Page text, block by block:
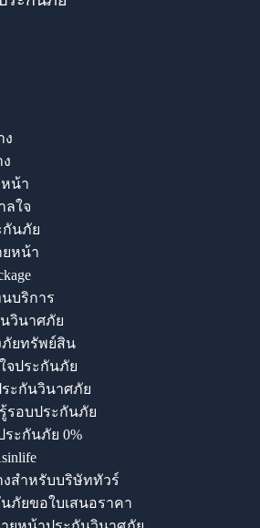
ง
น้า
ลใจ
กันภัย
หน้า
บริการ
วินาศภัย
ภัยทรัพย์สิน
จประกันภัย
ะกันวินาศภัย
รอบประกันภัย
ระกันภัย 0%
งสำหรับบริษัททัวร์
ภัยขอใบเสนอราคา